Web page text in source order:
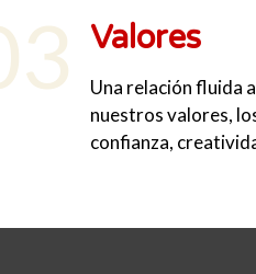
Valores
Una relación fluida
nuestros valores,
confianza,